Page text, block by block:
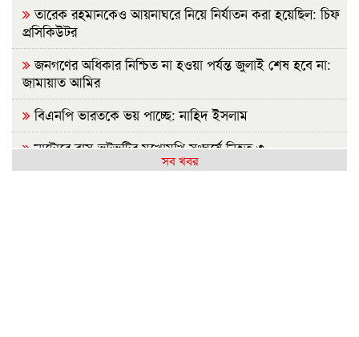
তারেক রহমানকেও আয়নাঘরে নিয়ে নির্যাতন করা হয়েছিল: চিফ
প্রসিকিউটর
জনগণের অধিকার নিশ্চিত না হওয়া পর্যন্ত জুলাই শেষ হবে না:
জামায়াত আমির
বিএনপি ভারতকে ভয় পাচ্ছে: নাহিদ ইসলাম
নাটোরে বাস-ভুটভুটির মুখোমুখি সংঘর্ষে নিহত ৩
সব খবর